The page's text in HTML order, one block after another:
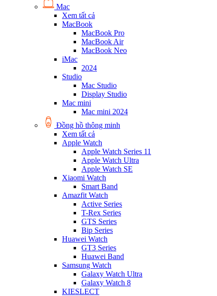
Mac
Xem tất cả
MacBook
MacBook Pro
MacBook Air
MacBook Neo
iMac
2024
Studio
Mac Studio
Display Studio
Mac mini
Mac mini 2024
Đồng hồ thông minh
Xem tất cả
Apple Watch
Apple Watch Series 11
Apple Watch Ultra
Apple Watch SE
Xiaomi Watch
Smart Band
Amazfit Watch
Active Series
T-Rex Series
GTS Series
Bip Series
Huawei Watch
GT3 Series
Huawei Band
Samsung Watch
Galaxy Watch Ultra
Galaxy Watch 8
KIESLECT